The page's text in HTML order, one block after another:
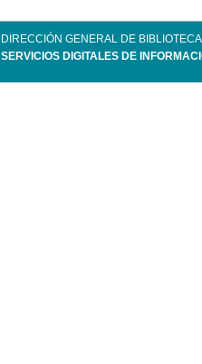
DIRECCIÓN GENERAL DE
SERVICIOS DIGITALES DE